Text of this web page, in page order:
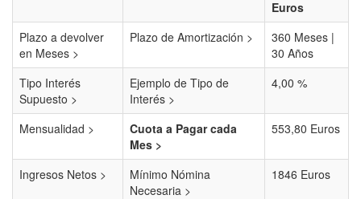
Euros
Plazo a devolver
en Meses >
Plazo de Amortización >
360 Meses |
30 Años
Tipo Interés
Supuesto >
Ejemplo de Tipo de
Interés >
4,00 %
Mensualidad >
Cuota a Pagar cada
Mes >
553,80 Euros
Ingresos Netos >
Mínimo Nómina
Necesaria >
1846 Euros